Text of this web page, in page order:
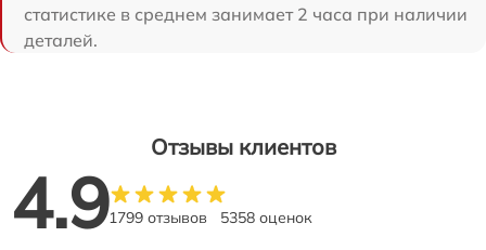
статистике в среднем занимает 2 часа при наличии
деталей.
Отзывы клиентов
4.91799 отзывов 5358 оценок